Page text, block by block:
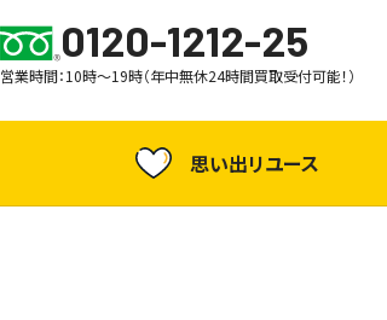
0120-1212-25
営業時間：10時～19時（年中無休24時間買取受付可能！）
思い出リユース